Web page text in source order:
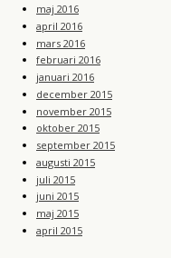
maj 2016
april 2016
mars 2016
februari 2016
januari 2016
december 2015
november 2015
oktober 2015
september 2015
augusti 2015
juli 2015
juni 2015
maj 2015
april 2015